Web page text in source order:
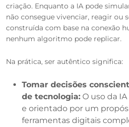
criação. Enquanto a IA pode
não consegue vivenciar, reagir ou
construída com base na conexão
nenhum algoritmo pode replicar.
Na prática, ser autêntico significa:
Tomar decisões
de tecnologia: O uso da
e orientado por um
ferramentas digitais